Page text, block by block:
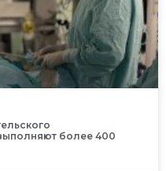
более 400